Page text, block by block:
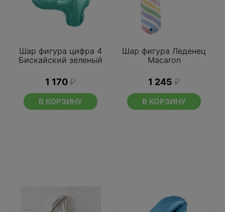
Шар фигура цифра 4
Бискайский зеленый
1 170 ₽
В КОРЗИНУ
Шар фигура Леденец
Macaron
1 245 ₽
В КОРЗИНУ